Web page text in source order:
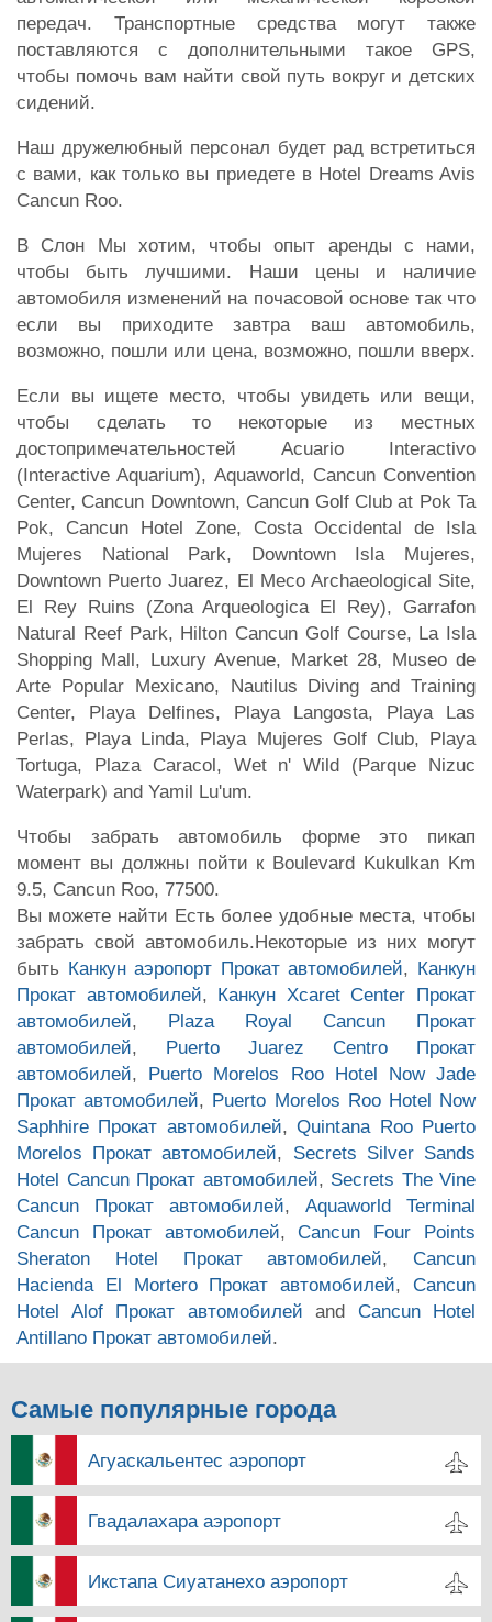
передач. Транспортные средства могут также
поставляются с дополнительными такое GPS,
чтобы помочь вам найти свой путь вокруг и детских
сидений.
Наш дружелюбный персонал будет рад встретиться
с вами, как только вы приедете в Hotel Dreams Avis
Cancun Roo.
В Слон Мы хотим, чтобы опыт аренды с нами,
чтобы быть лучшими. Наши цены и наличие
автомобиля изменений на почасовой основе так что
если вы приходите завтра ваш автомобиль,
возможно, пошли или цена, возможно, пошли вверх.
Если вы ищете место, чтобы увидеть или вещи,
чтобы сделать то некоторые из местных
достопримечательностей Acuario Interactivo
(Interactive Aquarium), Aquaworld, Cancun Convention
Center, Cancun Downtown, Cancun Golf Club at Pok Ta
Pok, Cancun Hotel Zone, Costa Occidental de Isla
Mujeres National Park, Downtown Isla Mujeres,
Downtown Puerto Juarez, El Meco Archaeological Site,
El Rey Ruins (Zona Arqueologica El Rey), Garrafon
Natural Reef Park, Hilton Cancun Golf Course, La Isla
Shopping Mall, Luxury Avenue, Market 28, Museo de
Arte Popular Mexicano, Nautilus Diving and Training
Center, Playa Delfines, Playa Langosta, Playa Las
Perlas, Playa Linda, Playa Mujeres Golf Club, Playa
Tortuga, Plaza Caracol, Wet n' Wild (Parque Nizuc
Waterpark) and Yamil Lu'um.
Чтобы забрать автомобиль форме это пикап
момент вы должны пойти к Boulevard Kukulkan Km
9.5, Cancun Roo, 77500.
Вы можете найти Есть более удобные места, чтобы
забрать свой автомобиль.Некоторые из них могут
быть Канкун аэропорт Прокат автомобилей, Канкун
Прокат автомобилей, Канкун Xcaret Center Прокат
автомобилей, Plaza Royal Cancun Прокат
автомобилей, Puerto Juarez Centro Прокат
автомобилей, Puerto Morelos Roo Hotel Now Jade
Прокат автомобилей, Puerto Morelos Roo Hotel Now
Saphhire Прокат автомобилей,Quintana Roo Puerto
Morelos Прокат автомобилей, Secrets Silver Sands
Hotel Cancun Прокат автомобилей, Secrets The Vine
Cancun Прокат автомобилей, Aquaworld Terminal
Cancun Прокат автомобилей,Cancun Four Points
Sheraton Hotel Прокат автомобилей, Cancun
Hacienda El Mortero Прокат автомобилей,Cancun
Hotel Alof Прокат автомобилей and Cancun Hotel
Antillano Прокат автомобилей.
Самые популярные города
Агуаскальентес аэропорт
Гвадалахара аэропорт
Икстапа Сиуатанехо аэропорт